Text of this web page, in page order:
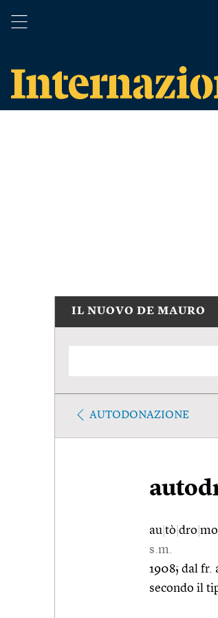
IL NUOVO DE MAURO
AUTODONAZIONE
au tò dro mo
s.m.
1908; dal fr.
secondo il